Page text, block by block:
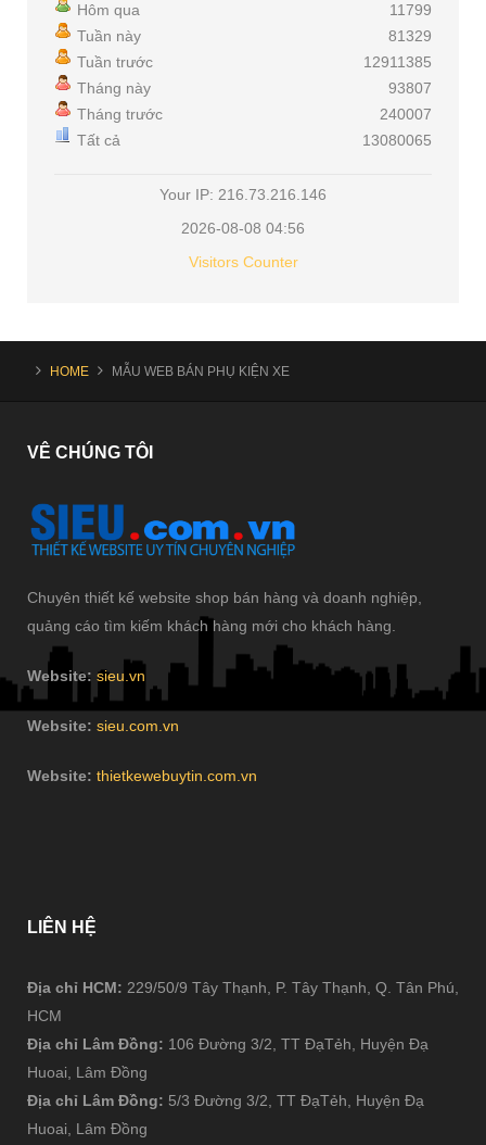
Hôm qua
Tuần này
Tuần trước
Tháng này
Tháng trước
Tất cả
11799
81329
12911385
93807
240007
13080065
Your IP: 216.73.216.146
2026-08-08 04:56
Visitors Counter
HOME MẪU WEB BÁN PHỤ KIỆN XE
VÊ CHÚNG TÔI
Chuyên thiết kế website shop bán hàng và doanh nghiệp,
quảng cáo tìm kiếm khách hàng mới cho khách hàng.
Website: sieu.vn
Website: sieu.com.vn
Website: thietkewebuytin.com.vn
LIÊN HỆ
Địa chỉ HCM: 229/50/9 Tây Thạnh, P. Tây Thạnh, Q. Tân Phú,
HCM
Địa chỉ Lâm Đồng: 106 Đường 3/2, TT ĐạTẻh, Huyện Đạ
Huoai, Lâm Đồng
Địa chỉ Lâm Đồng: 5/3 Đường 3/2, TT ĐạTẻh, Huyện Đạ
Huoai, Lâm Đồng